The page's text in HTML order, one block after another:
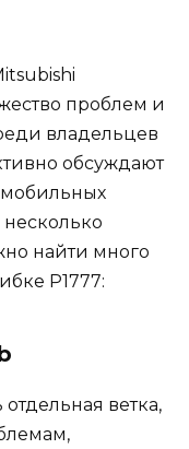
проблем и
владельцев
обсуждают
найти много
Р1777:
ветка,